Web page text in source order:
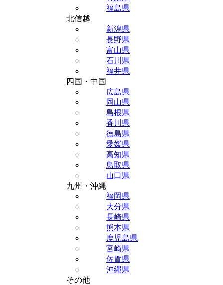
福島県
北信越
新潟県
長野県
富山県
石川県
福井県
四国・中国
広島県
岡山県
島根県
香川県
徳島県
愛媛県
高知県
鳥取県
山口県
九州・沖縄
福岡県
大分県
長崎県
熊本県
鹿児島県
宮崎県
佐賀県
沖縄県
その他